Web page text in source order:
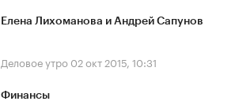
Елена Лихоманова и Андрей Сапунов
Деловое утро 02 окт 2015, 10:31
Финансы